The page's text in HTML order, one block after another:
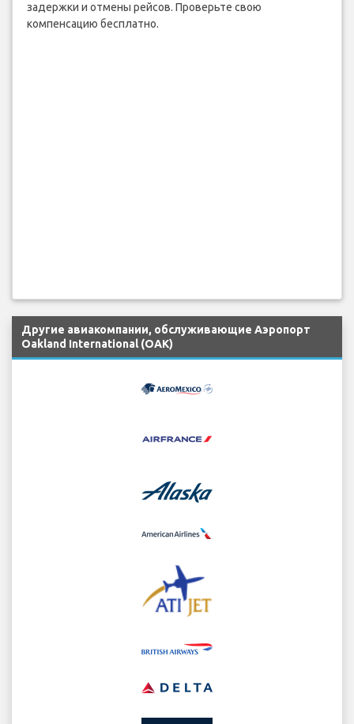
задержки и отмены рейсов. Проверьте свою
компенсацию бесплатно.
Другие авиакомпании, обслуживающие Аэропорт
Oakland International (OAK)